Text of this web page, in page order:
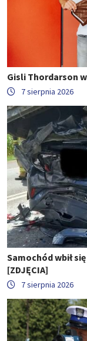
Gisli Thordarson
7 sierpnia 2026
Samochód wbił
[ZDJĘCIA]
7 sierpnia 2026